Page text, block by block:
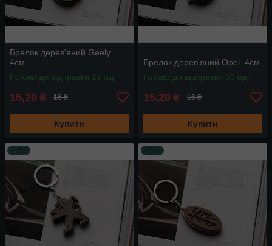
Брелок дерев'яний Geely.
4см
Готово до відправки 17 од.
15,20 ₴ 16 ₴
Купити
Брелок дерев'яний Opel. 4см
Готово до відправки 90 од.
15,20 ₴ 16 ₴
Купити